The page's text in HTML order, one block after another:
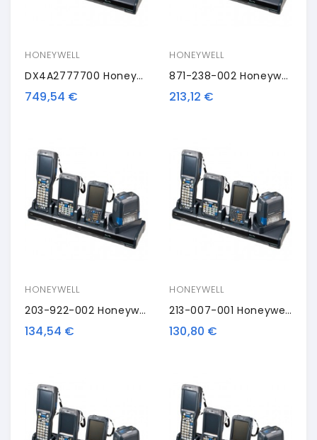
HONEYWELL
DX4A2777700 Honeywell FlexDock Quad-Dockingstation, Charging Only
749,54 €
HONEYWELL
871-238-002 Honeywell Modem Module
213,12 €
HONEYWELL
203-922-002 Honeywell FlexDock Cup
134,54 €
HONEYWELL
213-007-001 Honeywell FlexDock Cup
130,80 €